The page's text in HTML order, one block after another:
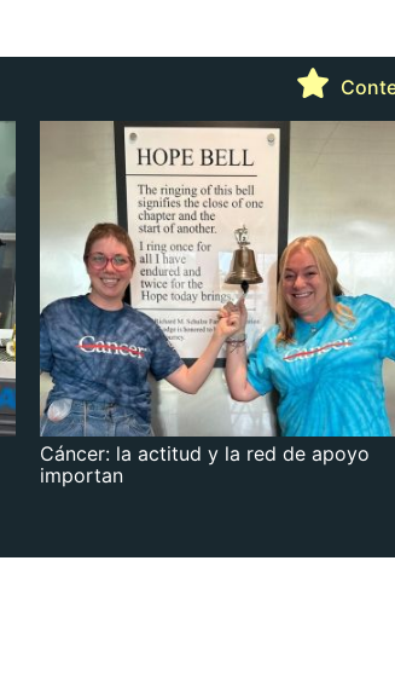
Cáncer: la actitud y la red de apoyo
importan